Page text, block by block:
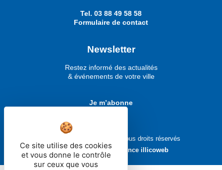
Tel. 03 88 49 58 58
Formulaire de contact
Newsletter
Restez informé des actualités
& événements de votre ville
Je m’abonne
Ville de Molsheim © 2026 - Tous droits réservés
Réalisé avec ❤ par
l'agence illicoweb
Ce site utilise des cookies
et vous donne le contrôle
sur ceux que vous